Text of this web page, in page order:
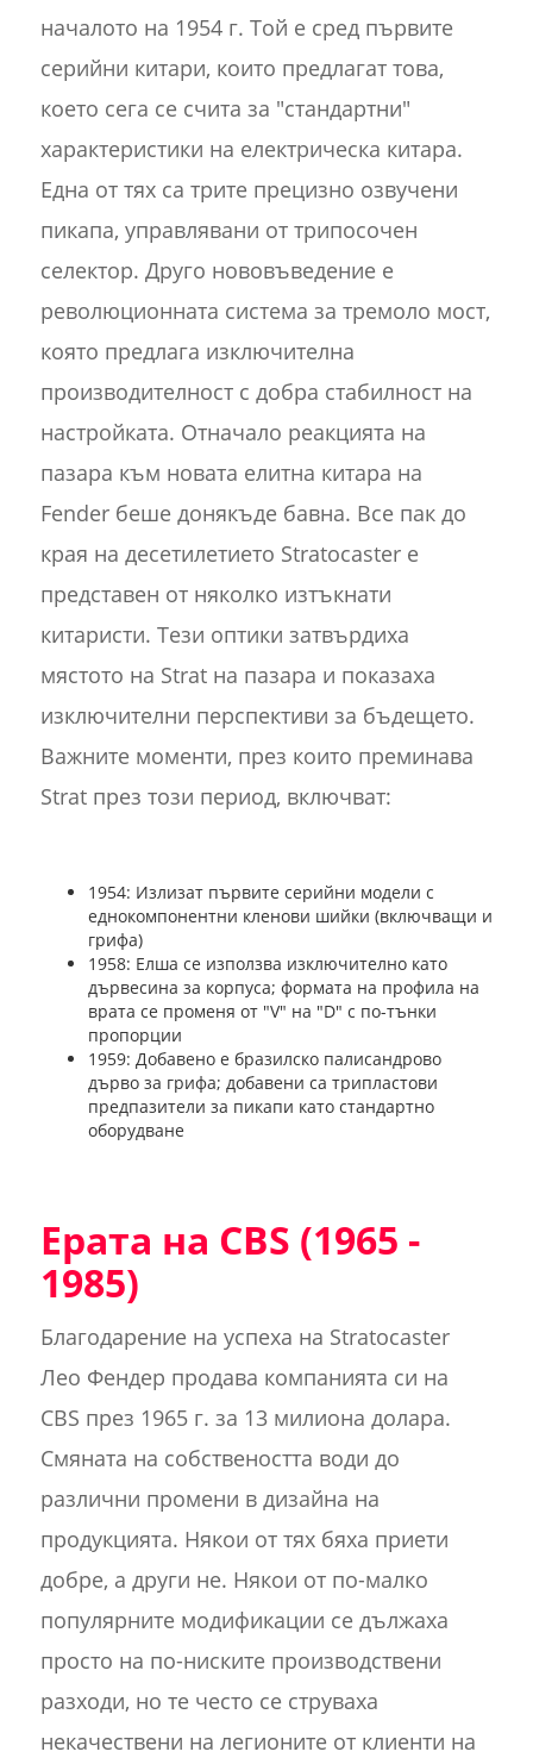
началото на 1954 г. Той е сред първите
серийни китари, които предлагат това,
което сега се счита за "стандартни"
характеристики на електрическа китара.
Една от тях са трите прецизно озвучени
пикапа, управлявани от трипосочен
селектор. Друго нововъведение е
революционната система за тремоло мост,
която предлага изключителна
производителност с добра стабилност на
настройката. Отначало реакцията на
пазара към новата елитна китара на
Fender беше донякъде бавна. Все пак до
края на десетилетието Stratocaster е
представен от няколко изтъкнати
китаристи. Тези оптики затвърдиха
мястото на Strat на пазара и показаха
изключителни перспективи за бъдещето.
Важните моменти, през които преминава
Strat през този период, включват:
1954: Излизат първите серийни модели с
еднокомпонентни кленови шийки (включващи и
грифа)
1958: Елша се използва изключително като
дървесина за корпуса; формата на профила на
врата се променя от "V" на "D" с по-тънки
пропорции
1959: Добавено е бразилско палисандрово
дърво за грифа; добавени са трипластови
предпазители за пикапи като стандартно
оборудване
Ерата на CBS (1965 -
1985)
Благодарение на успеха на Stratocaster
Лео Фендер продава компанията си на
CBS през 1965 г. за 13 милиона долара.
Смяната на собствеността води до
различни промени в дизайна на
продукцията. Някои от тях бяха приети
добре, а други не. Някои от по-малко
популярните модификации се дължаха
просто на по-ниските производствени
разходи, но те често се струваха
некачествени на легионите от клиенти на